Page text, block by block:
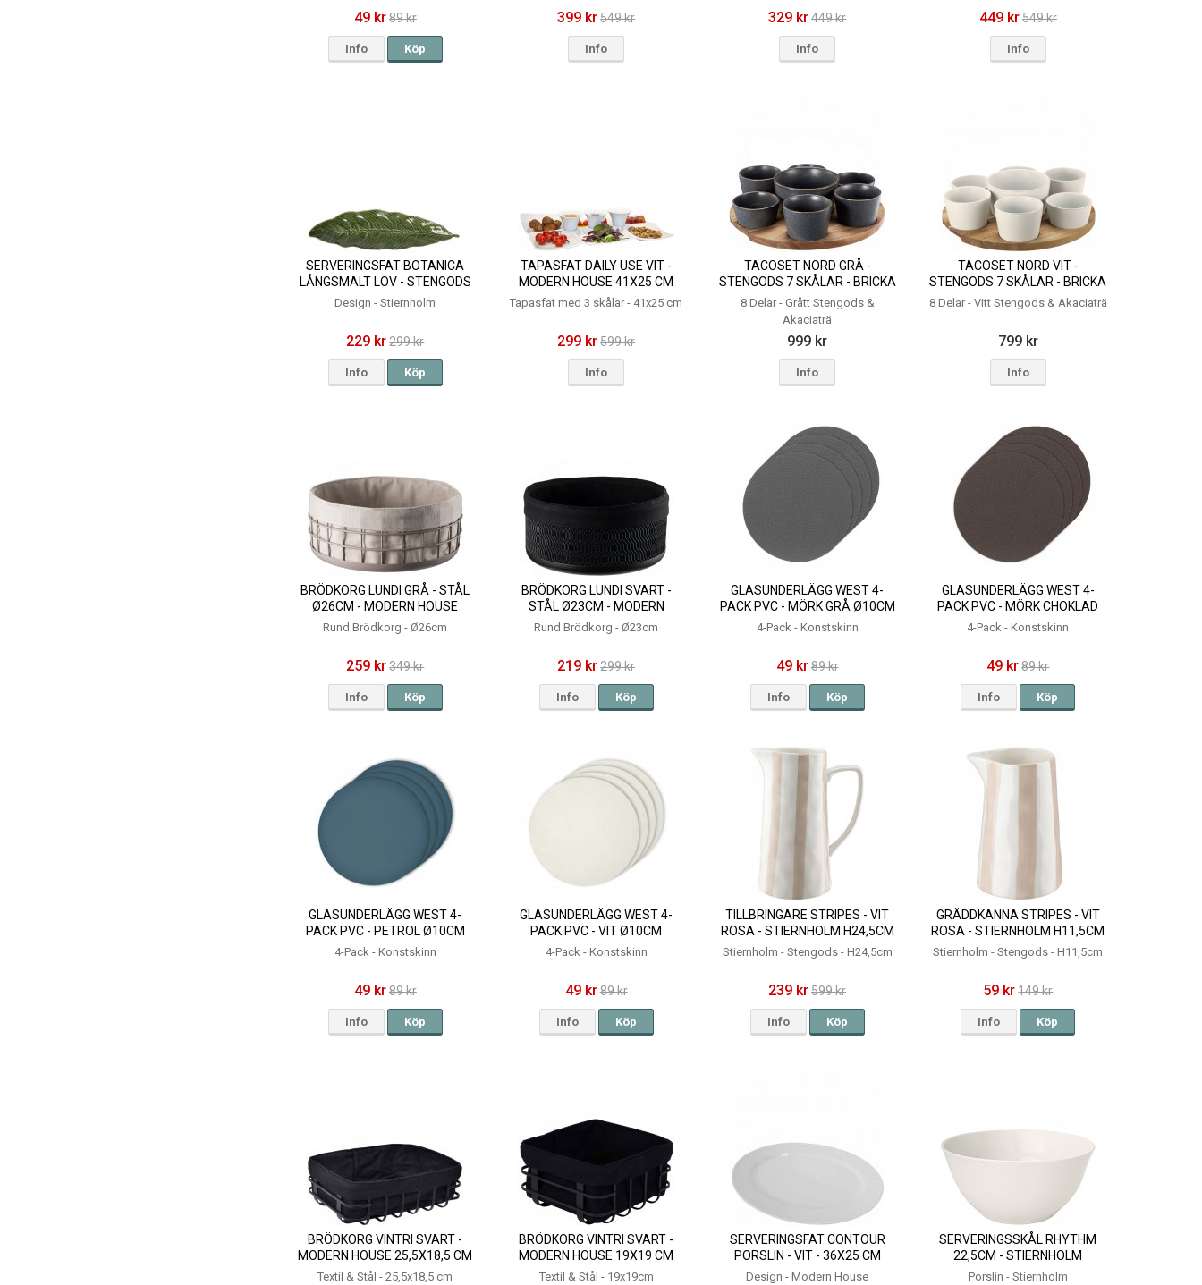
49 kr89 kr
Info Köp
399 kr 549 kr
Info
329 kr449 kr
Info
449 kr549 kr
Info
SERVERINGSFAT BOTANICA
LÅNGSMALT LÖV - STENGODS
GRÖN - 43X11,5 CM
Design - Stiernholm
229 kr 299 kr
Info Köp
TAPASFAT DAILY USE VIT -
MODERN HOUSE 41X25 CM
Tapasfat med 3 skålar - 41x25 cm
299 kr 599 kr
Info
TACOSET NORD GRÅ -
STENGODS 7 SKÅLAR - BRICKA
AKACIA
8 Delar - Grått Stengods &
Akaciaträ
999 kr
Info
TACOSET NORD VIT -
STENGODS 7 SKÅLAR - BRICKA
AKACIA
8 Delar - Vitt Stengods & Akaciaträ
799 kr
Info
BRÖDKORG LUNDI GRÅ - STÅL
Ø26CM - MODERN HOUSE
Rund Brödkorg - Ø26cm
259 kr 349 kr
Info Köp
BRÖDKORG LUNDI SVART -
STÅL Ø23CM - MODERN
HOUSE
Rund Brödkorg - Ø23cm
219 kr 299 kr
Info Köp
GLASUNDERLÄGG WEST 4-
PACK PVC - MÖRK GRÅ Ø10CM
4-Pack - Konstskinn
49 kr89 kr
Info Köp
GLASUNDERLÄGG WEST 4-
PACK PVC - MÖRK CHOKLAD
Ø10CM
4-Pack - Konstskinn
49 kr 89 kr
Info Köp
GLASUNDERLÄGG WEST 4-
PACK PVC - PETROL Ø10CM
4-Pack - Konstskinn
49 kr89 kr
Info Köp
GLASUNDERLÄGG WEST 4-
PACK PVC - VIT Ø10CM
4-Pack - Konstskinn
49 kr89 kr
Info Köp
TILLBRINGARE STRIPES - VIT
ROSA - STIERNHOLM H24,5CM
Stiernholm - Stengods - H24,5cm
239 kr599 kr
Info Köp
GRÄDDKANNA STRIPES - VIT
ROSA - STIERNHOLM H11,5CM
Stiernholm - Stengods - H11,5cm
59 kr 149 kr
Info Köp
BRÖDKORG VINTRI SVART -
MODERN HOUSE 25,5X18,5 CM
Textil & Stål - 25,5x18,5 cm
BRÖDKORG VINTRI SVART -
MODERN HOUSE 19X19 CM
Textil & Stål - 19x19cm
SERVERINGSFAT CONTOUR
PORSLIN - VIT - 36X25 CM
Design - Modern House
SERVERINGSSKÅL RHYTHM
22,5CM - STIERNHOLM
Porslin - Stiernholm